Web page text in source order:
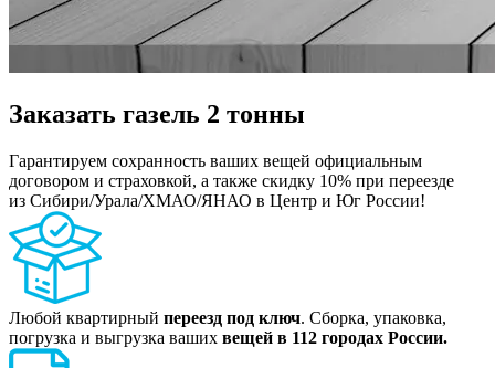
Заказать газель 2 тонны
Гарантируем сохранность ваших вещей официальным
договором и страховкой, а также скидку 10% при переезде
из Сибири/Урала/ХМАО/ЯНАО в Центр и Юг России!
Любой квартирный переезд под ключ. Сборка, упаковка,
погрузка и выгрузка ваших вещей в 112 городах России.